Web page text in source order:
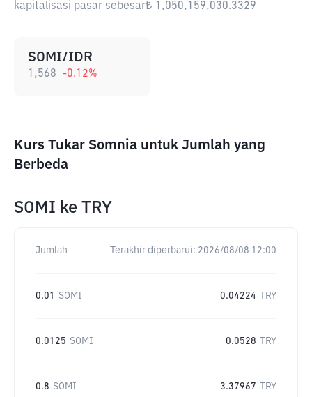
kapitalisasi pasar sebesar₺ 1,050,159,030.3329
SOMI/IDR
1,568 -0.12%
Kurs Tukar Somnia untuk Jumlah yang
Berbeda
SOMI ke TRY
Jumlah Terakhir diperbarui: 2026/08/08 12:00
0.01 SOMI 0.04224 TRY
0.0125 SOMI 0.0528 TRY
0.8 SOMI 3.37967 TRY